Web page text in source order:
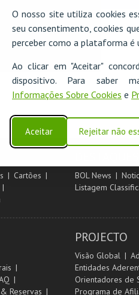
O nosso site utiliza cookies
seu consentimento, cookies
perceber como a plataforma
Ao clicar em "Aceitar"
dispositivo. Para saber
Informações Sobre Cookies e
Aceitar Rejeitar não
Cartões
BOL News
Listagem
Reservas
PROJECTO
Visão Global
Entidades
Orientadores de
Programa de